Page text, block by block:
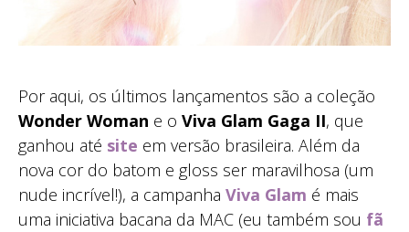
Por aqui, os últimos lançamentos são a coleção
Wonder Woman e o Viva Glam Gaga II, que
ganhou até site em versão brasileira. Além da
nova cor do batom e gloss ser maravilhosa (um
nude incrível!), a campanha Viva Glam é mais
uma iniciativa bacana da MAC (eu também sou fã